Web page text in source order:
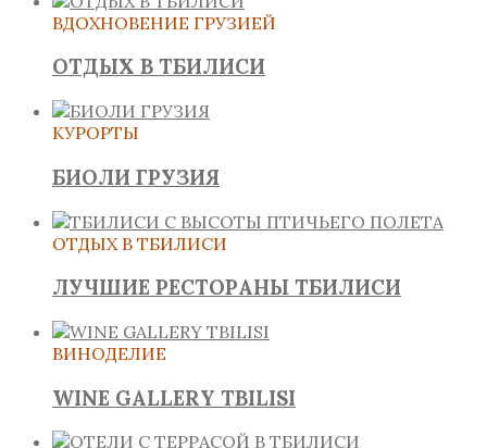
ВДОХНОВЕНИЕ ГРУЗИЕЙ
ОТДЫХ В ТБИЛИСИ
КУРОРТЫ
БИОЛИ ГРУЗИЯ
ОТДЫХ В ТБИЛИСИ
ЛУЧШИЕ РЕСТОРАНЫ ТБИЛИСИ
ВИНОДЕЛИЕ
WINE GALLERY TBILISI